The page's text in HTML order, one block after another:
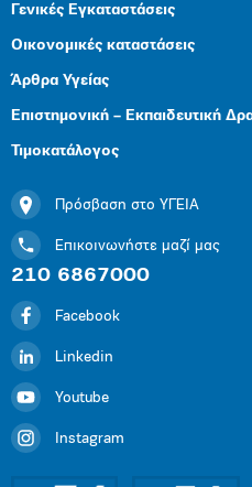
Γενικές Εγκαταστάσεις
Οικονομικές καταστάσεις
Άρθρα Υγείας
Επιστημονική – Εκπαιδευτική
Τιμοκατάλογος
Πρόσβαση στο ΥΓΕΙΑ
Επικοινωνήστε μαζί μας
210 6867000
Facebook
Linkedin
Youtube
Instagram